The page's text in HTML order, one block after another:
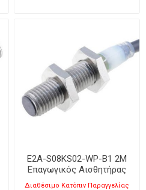
E2A-S08KS02-WP-B1 2M
Επαγωγικός Αισθητήρας
M8
Διαθέσιμο Κατόπιν Παραγγελίας